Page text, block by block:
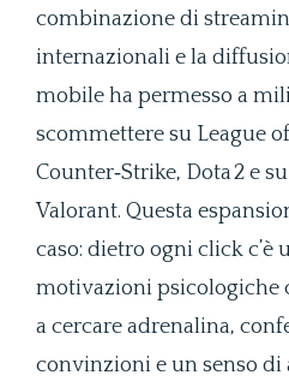
combinazione di
internazionali e la
mobile ha permesso a
scommettere su League
Counter‑Strike, Dota 2 e
Valorant. Questa
caso: dietro ogni click c’è
motivazioni psicologiche
a cercare adrenalina,
convinzioni e un senso di